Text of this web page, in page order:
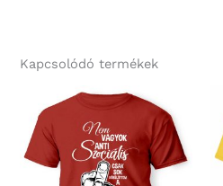
Kapcsolódó termékek